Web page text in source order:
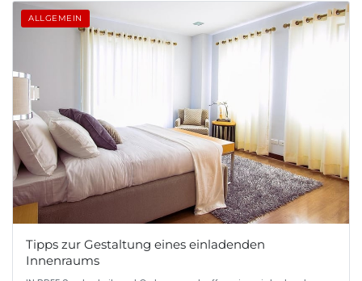
ALLGEMEIN
Tipps zur Gestaltung eines einladenden
Innenraums